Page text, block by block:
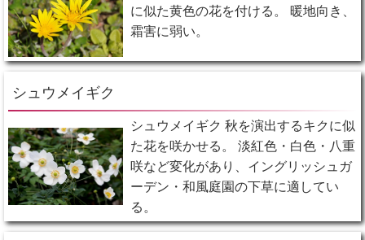
に似た黄色の花を付ける。 暖地向き、
霜害に弱い。
シュウメイギク
シュウメイギク 秋を演出するキクに似
た花を咲かせる。 淡紅色・白色・八重
咲など変化があり、イングリッシュガ
ーデン・和風庭園の下草に適してい
る。